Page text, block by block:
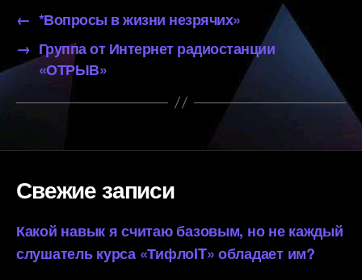
← *Вопросы в жизни незрячих»
→ Группа от Интернет радиостанции
«ОТРЫВ»
Свежие записи
Какой навык я считаю базовым, но не каждый
слушатель курса «ТифлоIT» обладает им?